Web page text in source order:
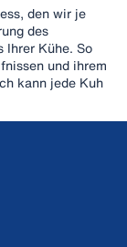
den wir je
des
Ihrer Kühe. So
und ihrem
kann jede Kuh